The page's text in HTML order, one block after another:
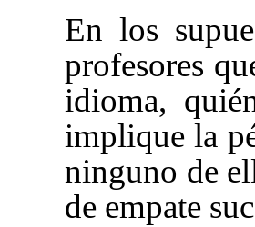
En los
profesores
idioma,
implique la
ninguno de
de empate